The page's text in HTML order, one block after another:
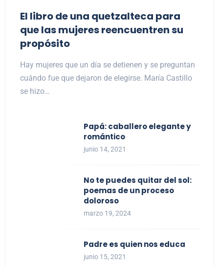
El libro de una quetzalteca para
que las mujeres reencuentren su
propósito
Hay mujeres que un día se detienen y se preguntan
cuándo fue que dejaron de elegirse. María Castillo
se hizo…
Papá: caballero elegante y
romántico
junio 14, 2021
No te puedes quitar del sol:
poemas de un proceso
doloroso
marzo 19, 2024
Padre es quien nos educa
junio 15, 2021